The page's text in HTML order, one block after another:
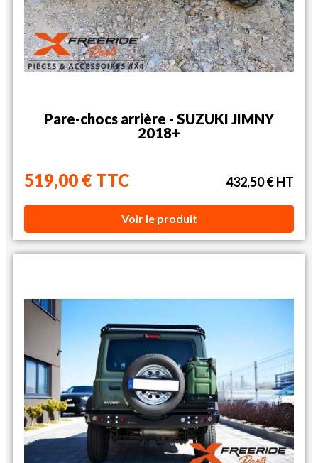
Pare-chocs arrière - SUZUKI JIMNY
2018+
519,00 € TTC 432,50 € HT
Voir le produit